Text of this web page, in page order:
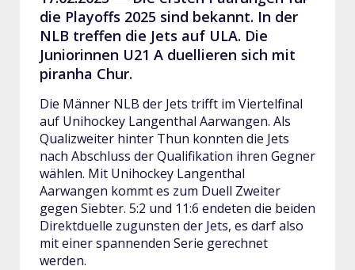
die Playoffs 2025 sind bekannt. In der
NLB treffen die Jets auf ULA. Die
Juniorinnen U21 A duellieren sich mit
piranha Chur.
Die Männer NLB der Jets trifft im Viertelfinal
auf Unihockey Langenthal Aarwangen. Als
Qualizweiter hinter Thun konnten die Jets
nach Abschluss der Qualifikation ihren Gegner
wählen. Mit Unihockey Langenthal
Aarwangen kommt es zum Duell Zweiter
gegen Siebter. 5:2 und 11:6 endeten die beiden
Direktduelle zugunsten der Jets, es darf also
mit einer spannenden Serie gerechnet
werden.